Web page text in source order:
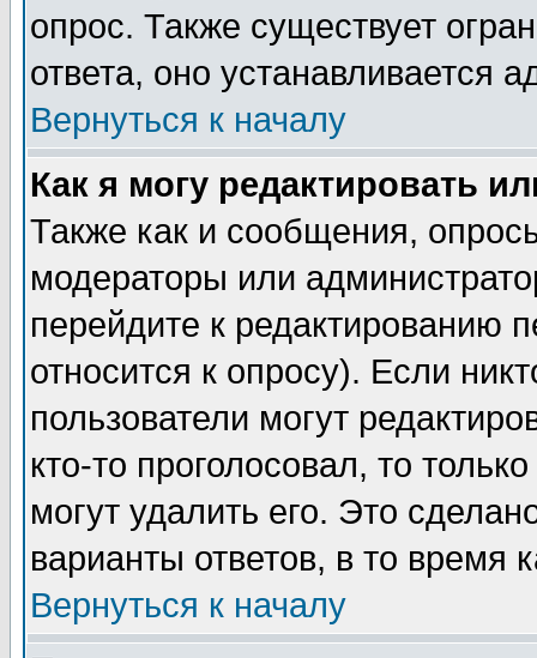
опрос. Также существует
ответа, оно устанавливается
Вернуться к началу
Как я могу редактировать
Также как и сообщения,
модераторы или
перейдите к редактированию
относится к опросу). Если
пользователи могут
кто-то проголосовал, то
могут удалить его. Это
варианты ответов, в то время
Вернуться к началу